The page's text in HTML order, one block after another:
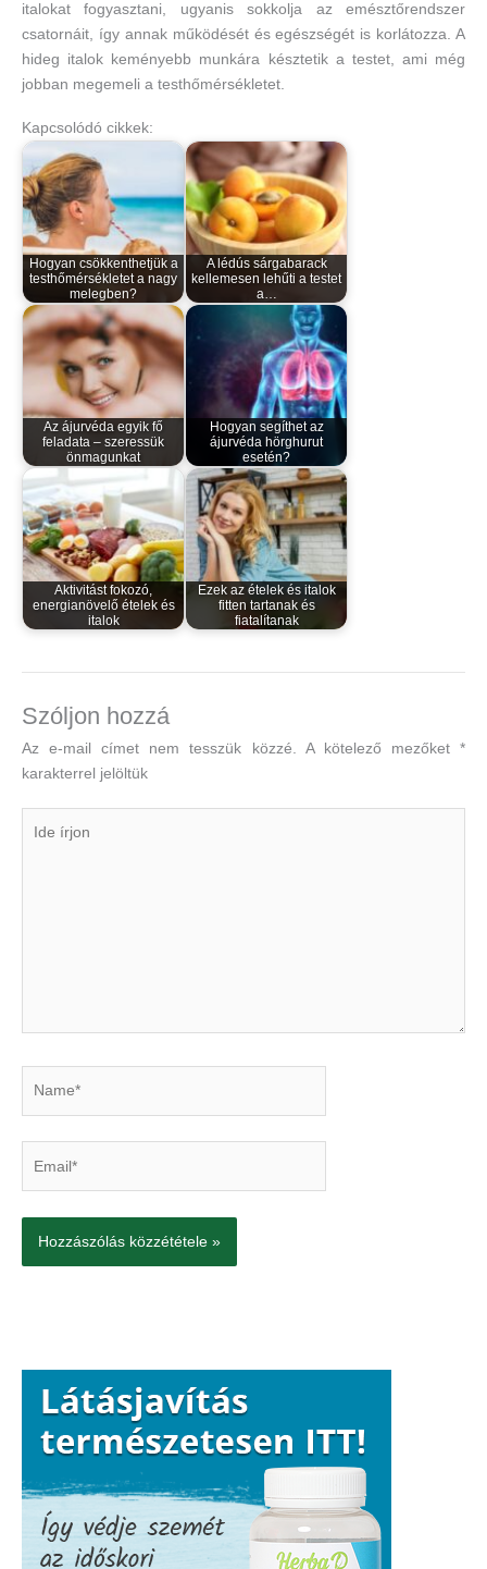
italokat fogyasztani, ugyanis sokkolja az emésztőrendszer
csatornáit, így annak működését és egészségét is korlátozza. A
hideg italok keményebb munkára késztetik a testet, ami még
jobban megemeli a testhőmérsékletet.
Kapcsolódó cikkek:
Hogyan csökkenthetjük a
testhőmérsékletet a nagy
melegben?
A lédús sárgabarack
kellemesen lehűti a testet
a…
Az ájurvéda egyik fő
feladata – szeressük
önmagunkat
Hogyan segíthet az
ájurvéda hörghurut
esetén?
Aktivitást fokozó,
energianövelő ételek és
italok
Ezek az ételek és italok
fitten tartanak és
fiatalítanak
Szóljon hozzá
Az e-mail címet nem tesszük közzé. A kötelező mezőket*
karakterrel jelöltük